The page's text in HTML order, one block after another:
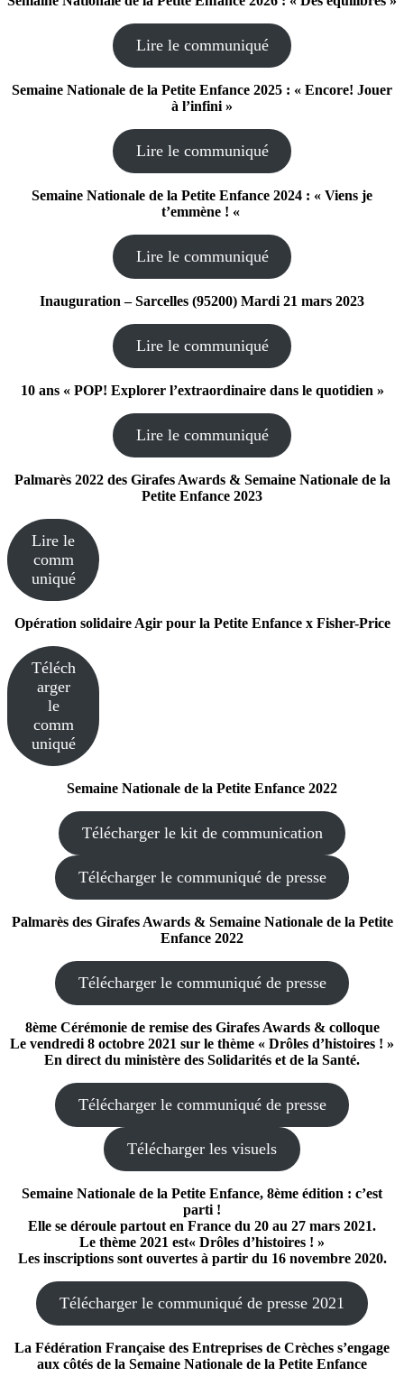
Lire le communiqué
Semaine Nationale de la Petite Enfance 2025 : « Encore! Jouer
à l’infini »
Lire le communiqué
Semaine Nationale de la Petite Enfance 2024 : « Viens je
t’emmène ! «
Lire le communiqué
Inauguration – Sarcelles (95200) Mardi 21 mars 2023
Lire le communiqué
10 ans « POP! Explorer l’extraordinaire dans le quotidien »
Lire le communiqué
Palmarès 2022 des Girafes Awards & Semaine Nationale de la
Petite Enfance 2023
Lire le
comm
uniqué
Opération solidaire Agir pour la Petite Enfance x Fisher-Price
Téléch
arger
le
comm
uniqué
Semaine Nationale de la Petite Enfance 2022
Télécharger le kit de communication
Télécharger le communiqué de presse
Palmarès des Girafes Awards & Semaine Nationale de la Petite
Enfance 2022
Télécharger le communiqué de presse
8ème Cérémonie de remise des Girafes Awards & colloque
Le vendredi 8 octobre 2021 sur le thème « Drôles d’histoires ! »
En direct du ministère des Solidarités et de la Santé.
Télécharger le communiqué de presse
Télécharger les visuels
Semaine Nationale de la Petite Enfance, 8ème édition : c’est
parti !
Elle se déroule partout en France du 20 au 27 mars 2021.
Le thème 2021 est« Drôles d’histoires ! »
Les inscriptions sont ouvertes à partir du 16 novembre 2020.
Télécharger le communiqué de presse 2021
La Fédération Française des Entreprises de Crèches s’engage
aux côtés de la Semaine Nationale de la Petite Enfance